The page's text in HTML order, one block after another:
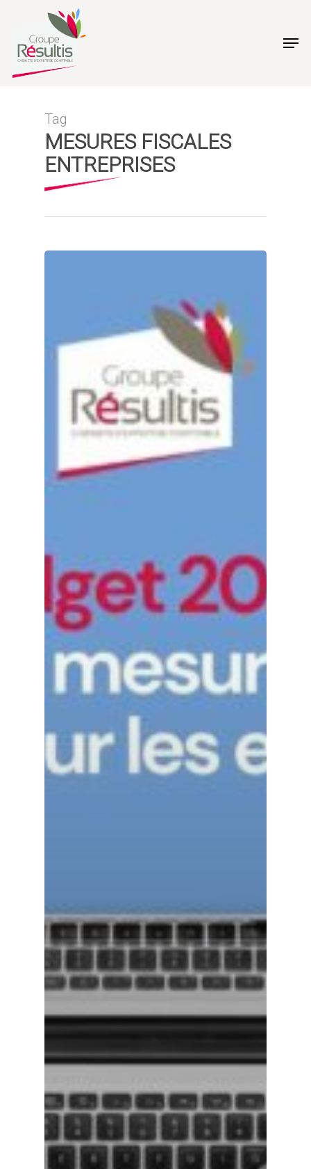
main
Tag
MESURES FISCALES
ENTREPRISES